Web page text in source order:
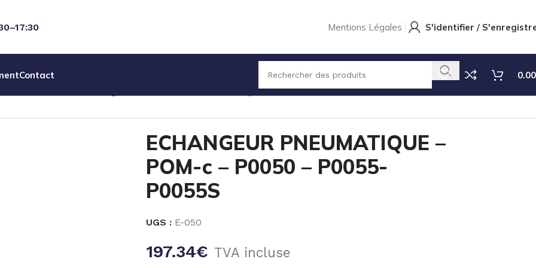
Mentions Légales S'identifier /
Contact
0.00
ECHANGEUR PNEUMATIQUE – POM-c – P0050 – P0055- P0055S
ECHANGEUR PNEUMATIQUE –
POM-c – P0050 – P0055-
P0055S
UGS : E-050
197.34€ TVA incluse